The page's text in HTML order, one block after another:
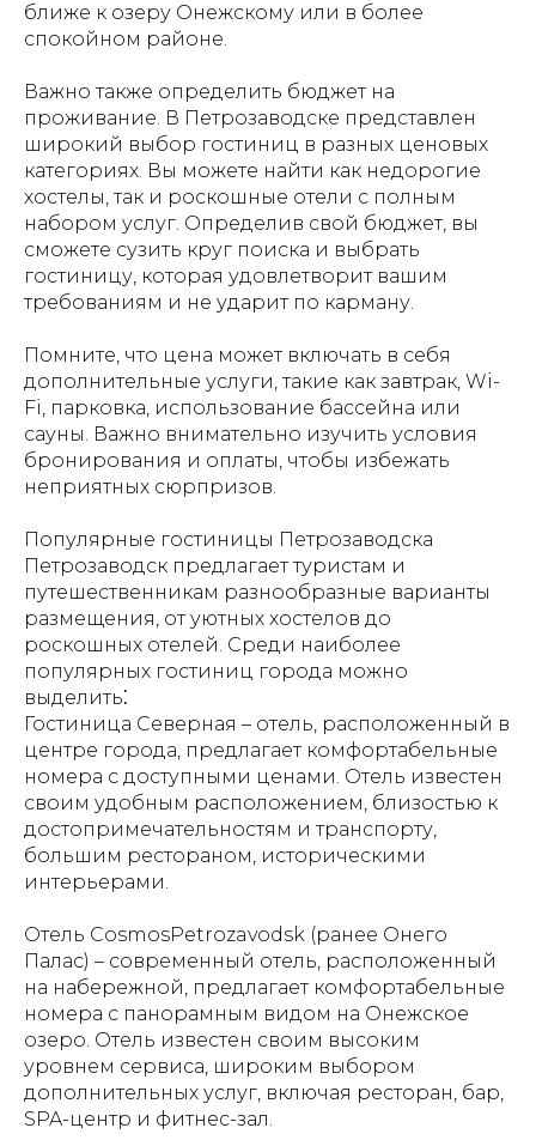
ближе к озеру Онежскому или в более
спокойном районе.
Важно также определить бюджет на
проживание. В Петрозаводске представлен
широкий выбор гостиниц в разных ценовых
категориях. Вы можете найти как недорогие
хостелы, так и роскошные отели с полным
набором услуг. Определив свой бюджет, вы
сможете сузить круг поиска и выбрать
гостиницу, которая удовлетворит вашим
требованиям и не ударит по карману.
Помните, что цена может включать в себя
дополнительные услуги, такие как завтрак, Wi-
Fi, парковка, использование бассейна или
сауны. Важно внимательно изучить условия
бронирования и оплаты, чтобы избежать
неприятных сюрпризов.
Популярные гостиницы Петрозаводска
Петрозаводск предлагает туристам и
путешественникам разнообразные варианты
размещения, от уютных хостелов до
роскошных отелей. Среди наиболее
популярных гостиниц города можно
выделить⁚
Гостиница Северная – отель, расположенный в
центре города, предлагает комфортабельные
номера с доступными ценами. Отель известен
своим удобным расположением, близостью к
достопримечательностям и транспорту,
большим рестораном, историческими
интерьерами.
Отель CosmosPetrozavodsk (ранее Онего
Палас) – современный отель, расположенный
на набережной, предлагает комфортабельные
номера с панорамным видом на Онежское
озеро. Отель известен своим высоким
уровнем сервиса, широким выбором
дополнительных услуг, включая ресторан, бар,
SPA-центр и фитнес-зал.